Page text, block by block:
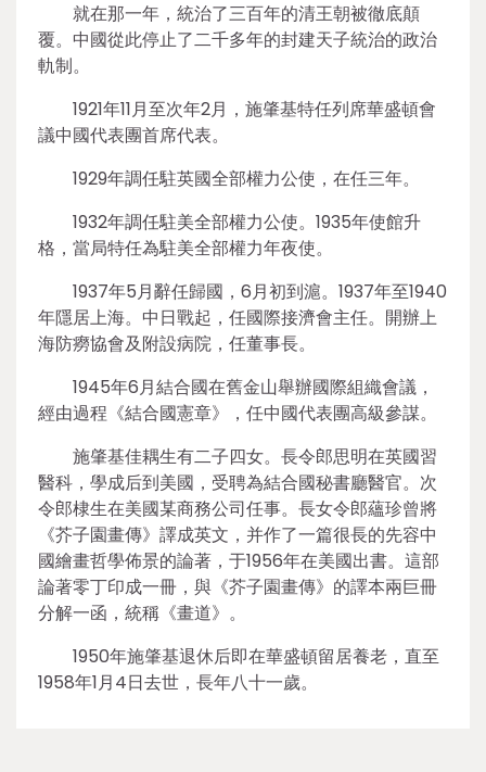
就在那一年，統治了三百年的清王朝被徹底顛
覆。中國從此停止了二千多年的封建天子統治的政治
軌制。
1921年11月至次年2月，施肇基特任列席華盛頓會
議中國代表團首席代表。
1929年調任駐英國全部權力公使，在任三年。
1932年調任駐美全部權力公使。1935年使館升
格，當局特任為駐美全部權力年夜使。
1937年5月辭任歸國，6月初到滬。1937年至1940
年隱居上海。中日戰起，任國際接濟會主任。開辦上
海防癆協會及附設病院，任董事長。
1945年6月結合國在舊金山舉辦國際組織會議，
經由過程《結合國憲章》，任中國代表團高級參謀。
施肇基佳耦生有二子四女。長令郎思明在英國習
醫科，學成后到美國，受聘為結合國秘書廳醫官。次
令郎棣生在美國某商務公司任事。長女令郎蘊珍曾將
《芥子園畫傳》譯成英文，并作了一篇很長的先容中
國繪畫哲學佈景的論著，于1956年在美國出書。這部
論著零丁印成一冊，與《芥子園畫傳》的譯本兩巨冊
分解一函，統稱《畫道》。
1950年施肇基退休后即在華盛頓留居養老，直至
1958年1月4日去世，長年八十一歲。